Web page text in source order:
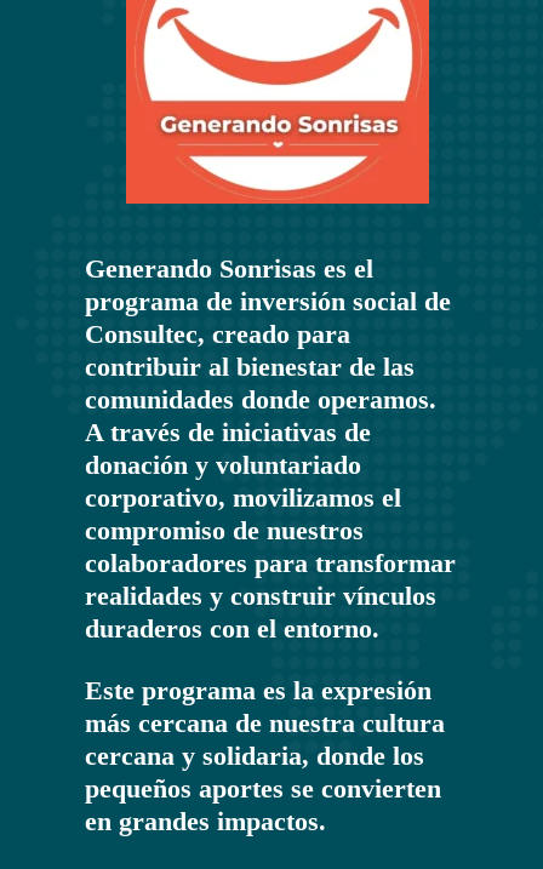
Generando Sonrisas es el
programa de inversión social de
Consultec, creado para
contribuir al bienestar de las
comunidades donde operamos.
A través de iniciativas de
donación y voluntariado
corporativo, movilizamos el
compromiso de nuestros
colaboradores para transformar
realidades y construir vínculos
duraderos con el entorno.
Este programa es la expresión
más cercana de nuestra cultura
cercana y solidaria, donde los
pequeños aportes se convierten
en grandes impactos.